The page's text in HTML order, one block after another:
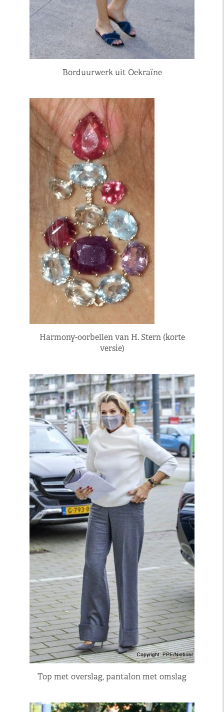
Borduurwerk uit Oekraïne
Harmony-oorbellen van H. Stern (korte
versie)
Top met overslag, pantalon met omslag